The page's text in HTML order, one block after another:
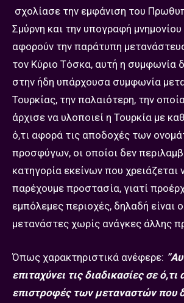
σχολίασε την εμφάνιση του
Σμύρνη και την υπογραφή
αφορούν την παράτυπη
τον Κύριο Τόσκα, αυτή η συμφωνία
στην ήδη υπάρχουσα συμφωνία
Τουρκίας, την παλαιότερη, την
άρχισε να υλοποιεί η Τουρκία με
ό,τι αφορά τις αποδοχές των
προσφύγων, οι οποίοι δεν
κατηγορία εκείνων που χρειάζεται
παρέχουμε προστασία, γιατί
εμπόλεμες περιοχές, δηλαδή είναι
μετανάστες χωρίς ανάγκες άλλης
Όπως χαρακτηριστικά ανέφερε:
επιταχύνει τις διαδικασίες σε
επιστροφές των μεταναστών που